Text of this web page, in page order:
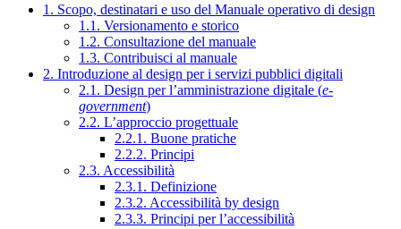
1. Scopo, destinatari e uso del Manuale operativo di design
1.1. Versionamento e storico
1.2. Consultazione del manuale
1.3. Contribuisci al manuale
2. Introduzione al design per i servizi pubblici digitali
2.1. Design per l’amministrazione digitale (e-
government)
2.2. L’approccio progettuale
2.2.1. Buone pratiche
2.2.2. Principi
2.3. Accessibilità
2.3.1. Definizione
2.3.2. Accessibilità by design
2.3.3. Principi per l’accessibilità